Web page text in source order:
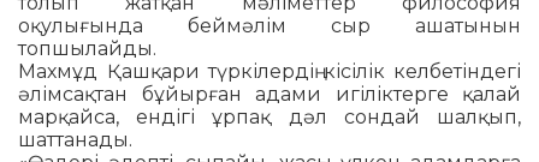
оқулығында беймәлім сыр ашатынын
топшылайды.
Махмұд Қашқари түркілердің кі­сілік келбетіндегі
әлімсақтан бұйырған адами игіліктерге қалай
марқайса, ендігі ұрпақ дәл сондай шал­қып,
шаттанады.